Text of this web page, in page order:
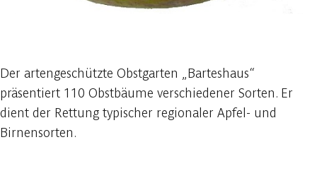
Der artengeschützte Obstgarten „Barteshaus“
präsentiert 110 Obstbäume verschiedener Sorten. Er
dient der Rettung typischer regionaler Apfel- und
Birnensorten.